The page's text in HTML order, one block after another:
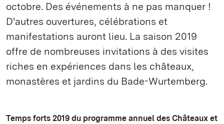
octobre. Des événements à ne pas manquer !
D'autres ouvertures, célébrations et
manifestations auront lieu. La saison 2019
offre de nombreuses invitations à des visites
riches en expériences dans les châteaux,
monastères et jardins du Bade-Wurtemberg.
Temps forts 2019 du programme annuel des Châteaux et